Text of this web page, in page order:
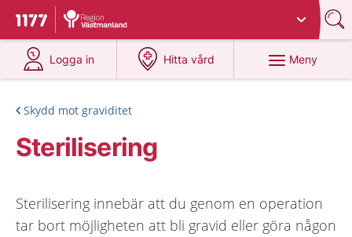
Till startsidan för 1177
Du har valt region
Logga in
på 1177.se
Hitta vård
på 1177.se
Meny
Skydd mot graviditet
Sterilisering
Sterilisering innebär att du genom en operation
tar bort möjligheten att bli gravid eller göra någon